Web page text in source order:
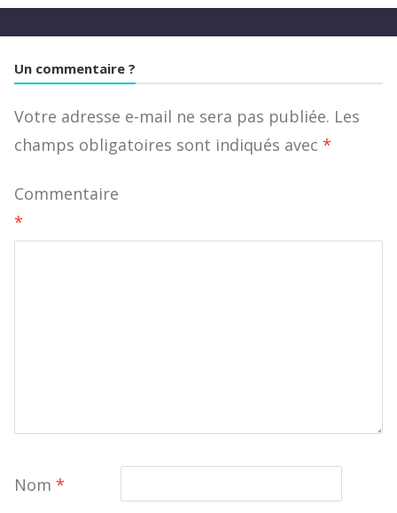
Un commentaire ?
Votre adresse e-mail ne sera pas publiée. Les
champs obligatoires sont indiqués avec *
Commentaire
*
Nom *